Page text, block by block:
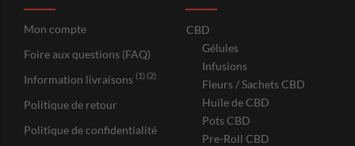
Mon compte
Foire aux questions (FAQ)
Information livraisons (1) (2)
Politique de retour
Politique de confidentialité
CBD
Gélules
Infusions
Fleurs / Sachets CBD
Huile de CBD
Pots CBD
Pre-Roll CBD